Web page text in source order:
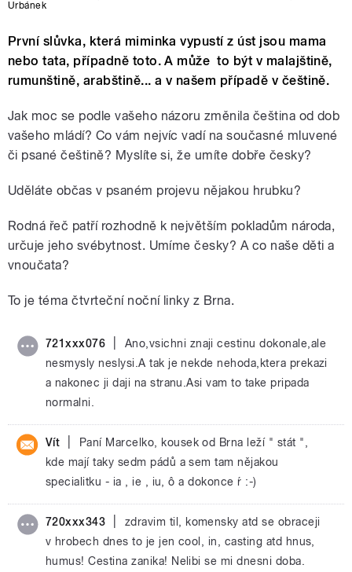
Urbánek
První slůvka, která miminka vypustí z úst jsou mama
nebo tata, případně toto. A může to být v malajštině,
rumunštině, arabštině... a v našem případě v češtině.
Jak moc se podle vašeho názoru změnila čeština od dob
vašeho mládí? Co vám nejvíc vadí na současné mluvené
či psané češtině? Myslíte si, že umíte dobře česky?
Uděláte občas v psaném projevu nějakou hrubku?
Rodná řeč patří rozhodně k největším pokladům národa,
určuje jeho svébytnost. Umíme česky? A co naše děti a
vnoučata?
To je téma čtvrteční noční linky z Brna.
721xxx076
Ano,vsichni znaji cestinu dokonale,ale
nesmysly neslysi.A tak je nekde nehoda,ktera prekazi
a nakonec ji daji na stranu.Asi vam to take pripada
normalni.
Vít
Paní Marcelko, kousek od Brna leží " stát ",
kde mají taky sedm pádů a sem tam nějakou
specialitku - ia , ie , iu, ô a dokonce ŕ :-)
720xxx343
zdravim til, komensky atd se obraceji
v hrobech dnes to je jen cool, in, casting atd hnus,
humus! Cestina zanika! Nelibi se mi dnesni doba.